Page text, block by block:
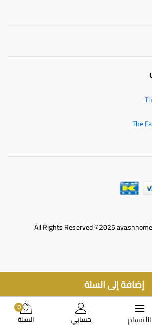
إضافة إلى السلة
All Rights Reserved ©2025
الأقسام حسابي
0
السلة